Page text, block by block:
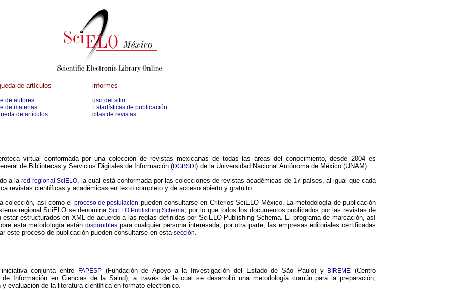
de artículos
de autores
de materias
de artículos
informes
uso del sitio
Estadísticas de publicación
citas de revistas
virtual conformada por una colección de revistas mexicanas de todas las áreas del conocimiento, desde 2004 es
de Bibliotecas y Servicios Digitales de Información (DGBSDI ) de la Universidad Nacional Autónoma de México (UNAM).
a lared regional SciELO, la cual está conformada por las colecciones de revistas académicas de 17 países, al igual que cada
revistas científicas y académicas en texto completo y de acceso abierto y gratuito.
colección, así como el proceso de postulación pueden consultarse en Criterios SciELO México. La metodología de publicación
regional SciELO se denomina SciELO Publishing Schema , por lo que todos los documentos publicados por las revistas de
estar estructurados en XML de acuerdo a las reglas definidas por SciELO Publishing Schema. El programa de marcación, así
esta metodología están disponiblespara cualquier persona interesada; por otra parte, las empresas editoriales certificadas
este proceso de publicación pueden consultarse en esta sección
conjunta entre
FAPESP(Fundación de Apoyo a la Investigación del Estado de São Paulo) y BIREME (Centro
de Información en Ciencias de la Salud), a través de la cual se desarrolló una metodología común para la preparación,
evaluación de la literatura científica en formato electrónico.